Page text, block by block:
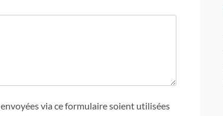
via ce formulaire soient utilisées